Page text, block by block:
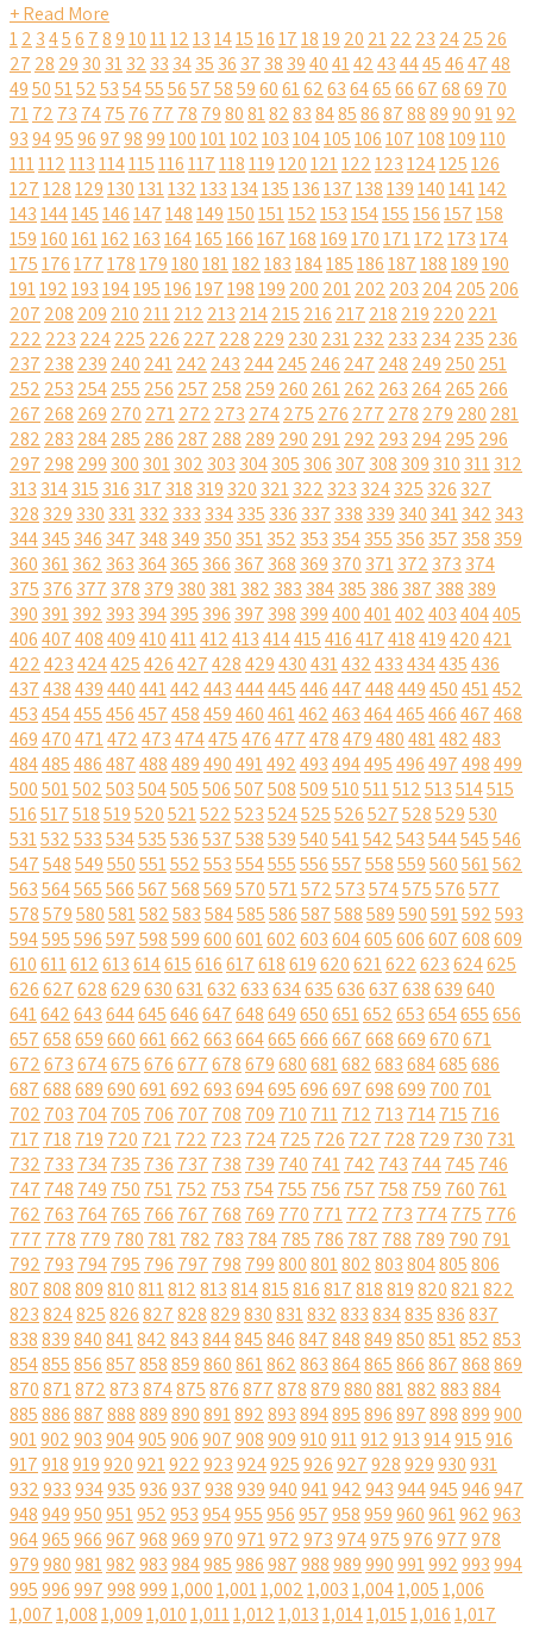
+ Read More
12 3456 78910111213141516171819 20 2122 23 2425 26
27 28 29 30 3132 33 3435 36 37 38 39404142434445464748
495051525354555657585960616263646566676869 70
7172 73 7475 76 77 78 7980818283848586878889909192
93949596979899100101102103104105106107108109110
111112113114115116117118119120121122123124125126
127128129130131132133134135136137138139140141142
143144145146147148149150151152153154155156157158
159160161162163164165166167168169170171172173174
175176177178179180181182183184185186187188189190
191192193194195196197198199 200 201202 203 204205 206
207 208 209 210 211212 213 214215 216 217 218 219 220 221
222 223 224225 226 227 228 229 230 231232 233 234235 236
237 238 239 240 241242 243 244245 246 247 248 249 250 251
252 253 254255 256 257 258 259 260 261262 263 264265 266
267 268 269 270 271272 273 274275 276 277 278 279 280 281
282 283 284285 286 287 288 289 290 291292 293 294295 296
297 298 299 300 301302 303 304305 306 307 308 309 310 311312
313 314315 316 317 318 319 320 321322 323 324325 326 327
328 329 330 331332 333 334335 336 337 338 339 340 341342 343
344345 346 347 348 349 350 351352 353 354355 356 357 358 359
360 361362 363 364365 366 367 368 369 370 371372 373 374
375 376 377 378 379 380 381382 383 384385 386 387 388 389
390 391392 393 394395 396 397 398 399400401402403404405
406407408409410411412413414415416417418419420421
422423424425426427428429430431432433434435436
437438439440441442443444445446447448449450451452
453454455456457458459460461462463464465466467468
469470471472473474475476477478479480481482483
484485486487488489490491492493494495496497498499
500501502503504505506507508509510511512513514515
516517518519520521522523524525526527528529530
531532533534535536537538539540541542543544545546
547548549550551552553554555556557558559560561562
563564565566567568569570571572573574575576577
578579580581582583584585586587588589590591592593
594595596597598599600601602603604605606607608609
610611612613614615616617618619620621622623624625
626627628629630631632633634635636637638639640
641642643644645646647648649650651652653654655656
657658659660661662663664665666667668669670671
672673674675676677678679680681682683684685686
687688689690691692693694695696697698699 700 701
702 703 704705 706 707 708 709 710 711712 713 714715 716
717 718 719 720 721722 723 724725 726 727 728 729 730 731
732 733 734735 736 737 738 739 740 741742 743 744745 746
747 748 749 750 751752 753 754755 756 757 758 759 760 761
762 763 764765 766 767 768 769 770 771772 773 774775 776
777 778 779 780 781782 783 784785 786 787 788 789 790 791
792 793 794795 796 797 798 799800801802803804805806
807808809810811812813814815816817818819820821822
823824825826827828829830831832833834835836837
838839840841842843844845846847848849850851852853
854855856857858859860861862863864865866867868869
870871872873874875876877878879880881882883884
885886887888889890891892893894895896897898899900
901902903904905906907908909910911912913914915916
917918919920921922923924925926927928929930931
932933934935936937938939940941942943944945946947
948949950951952953954955956957958959960961962963
964965966967968969970971972973974975976977978
979980981982983984985986987988989990991992993994
9959969979989991,0001,0011,0021,0031,0041,0051,006
1,0071,0081,0091,0101,0111,0121,0131,0141,0151,0161,017